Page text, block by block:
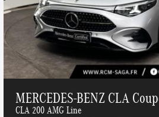
MERCEDES-BENZ CLA
CLA 200 AMG Line